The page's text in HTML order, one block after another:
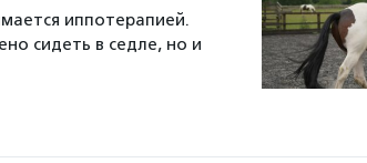
иппотерапией.
сидеть в седле, но и